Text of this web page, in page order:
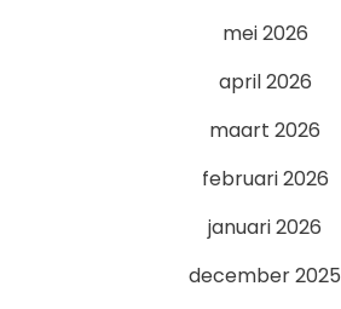
mei 2026
april 2026
maart 2026
februari 2026
januari 2026
december 2025